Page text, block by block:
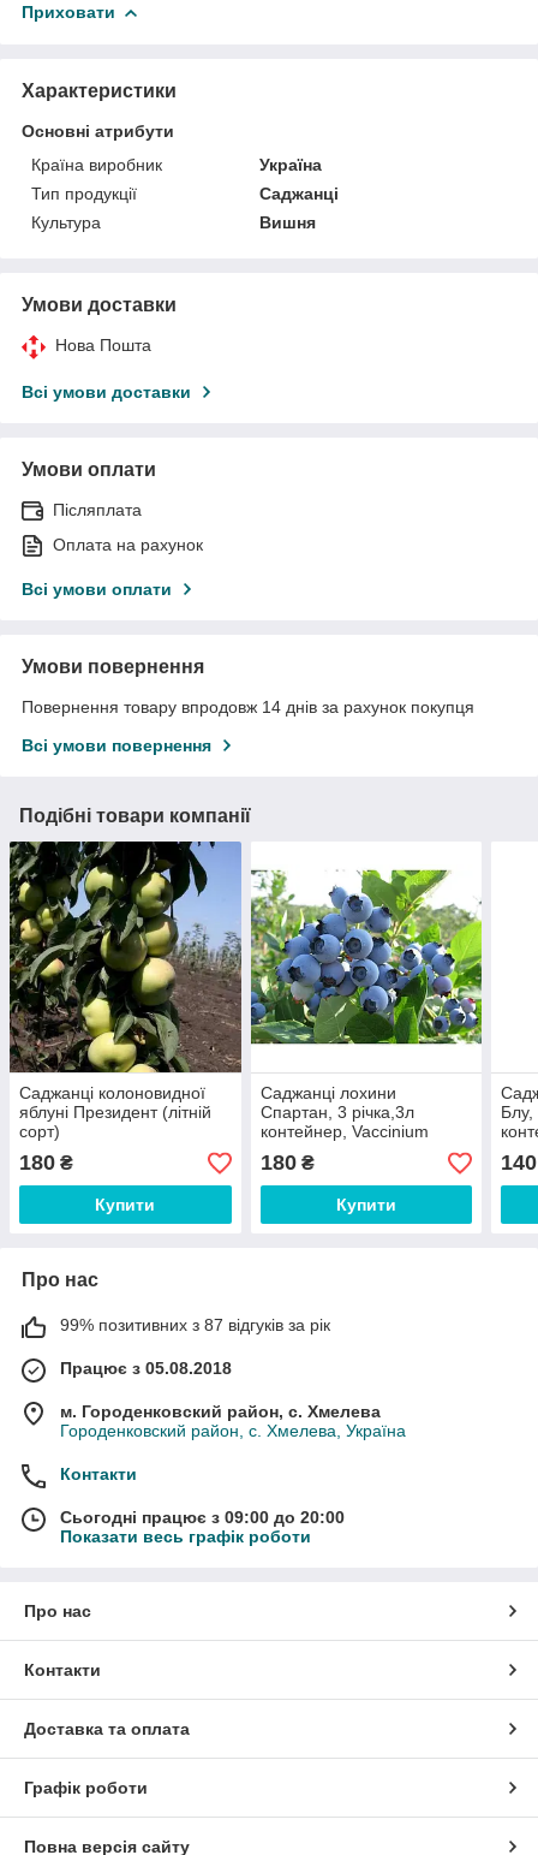
Приховати
Характеристики
Основні атрибути
Країна виробник
Україна
Тип продукції
Саджанці
Культура
Вишня
Умови доставки
Нова Пошта
Всі умови доставки
Умови оплати
Післяплата
Оплата на рахунок
Всі умови оплати
Умови повернення
Повернення товару впродовж 14 днів за рахунок покупця
Всі умови повернення
Подібні товари компанії
Саджанці колоновидної
яблуні Президент (літній
сорт)
180 ₴
Купити
Саджанці лохини
Спартан, 3 річка,3л
контейнер, Vaccinium
corymbosum Spartan​
180₴
Купити
Блу,
140
Про нас
99% позитивних з 87 відгуків за рік
Працює з 05.08.2018
м. Городенковский район, с. Хмелева
Городенковский район, с. Хмелева, Україна
Контакти
Сьогодні працює з 09:00 до 20:00
Показати весь графік роботи
Про нас
Контакти
Доставка та оплата
Графік роботи
Повна версія сайту